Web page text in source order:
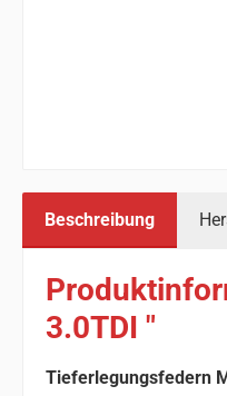
Beschreibung
3.0TDI "
Tieferlegungsfedern